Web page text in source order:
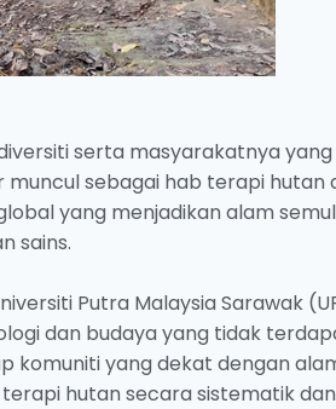
serta masyarakatnya yang
sebagai hab terapi hutan
yang menjadikan alam
sains.
Putra Malaysia Sarawak
dan budaya yang tidak
komuniti yang dekat dengan
hutan secara sistematik dan